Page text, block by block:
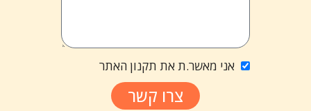
אני מאשר.ת את תקנון האתר
צרו קשר